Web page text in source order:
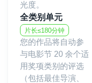
光度。
全类别单元
片长≤180分钟
您的作品将自动参
与电影节 20 余个适
用奖项类别的评选
（包括最佳导演、